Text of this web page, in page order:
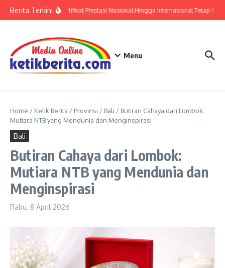
Berita TerkiniPolri: Sertifikat Prestasi Nasional Hingga Internasional Tetap Ikuti
Menu
Home / Ketik Berita / Provinsi / Bali / Butiran Cahaya dari Lombok:
Mutiara NTB yang Mendunia dan Menginspirasi
Bali
Butiran Cahaya dari Lombok:
Mutiara NTB yang Mendunia dan
Menginspirasi
Rabu, 8 April 2026